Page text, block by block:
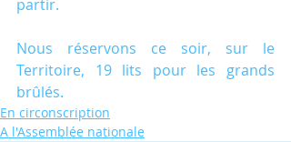
partir.
Nous réservons ce soir, sur le
Territoire, 19 lits pour les grands
brûlés.
En circonscription
A l'Assemblée nationale